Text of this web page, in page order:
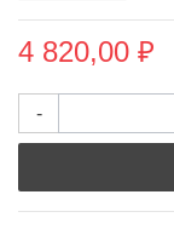
4 820,00 ₽
-